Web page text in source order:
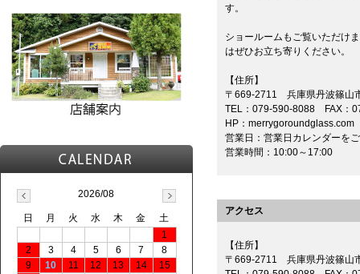
す。
ショールームもご覧いただけ
はぜひお立ち寄りください。
【住所】
〒669-2711 兵庫県丹波篠山
TEL：079-590-8088 FAX：
HP：merrygoroundglass.com
営業日：営業日カレンダーを
営業時間：10:00～17:00
アクセス
【住所】
〒669-2711 兵庫県丹波篠山
2026/08
日 月 火 水 木 金
土
1
2
3 4 5 6 7
8
9
10 11 12 13 14
15